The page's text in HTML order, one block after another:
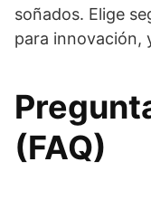
soñados. Elige
para innovación,
(FAQ)